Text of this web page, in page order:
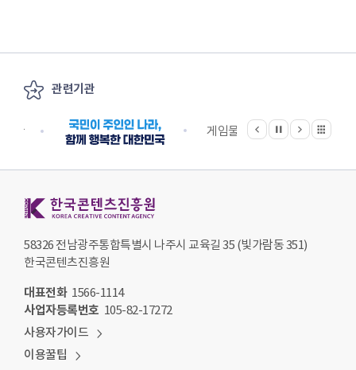
관련기관
게임물관리위원회
이전
정지
다음 관련기관 전체보기
58326 전남광주통합특별시 나주시 교육길 35 (빛가람동 351)
한국콘텐츠진흥원
대표전화 1566-1114
사업자등록번호 105-82-17272
사용자가이드
이용꿀팁